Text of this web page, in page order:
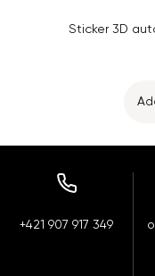
Sticker 3D
+421 907 917 349